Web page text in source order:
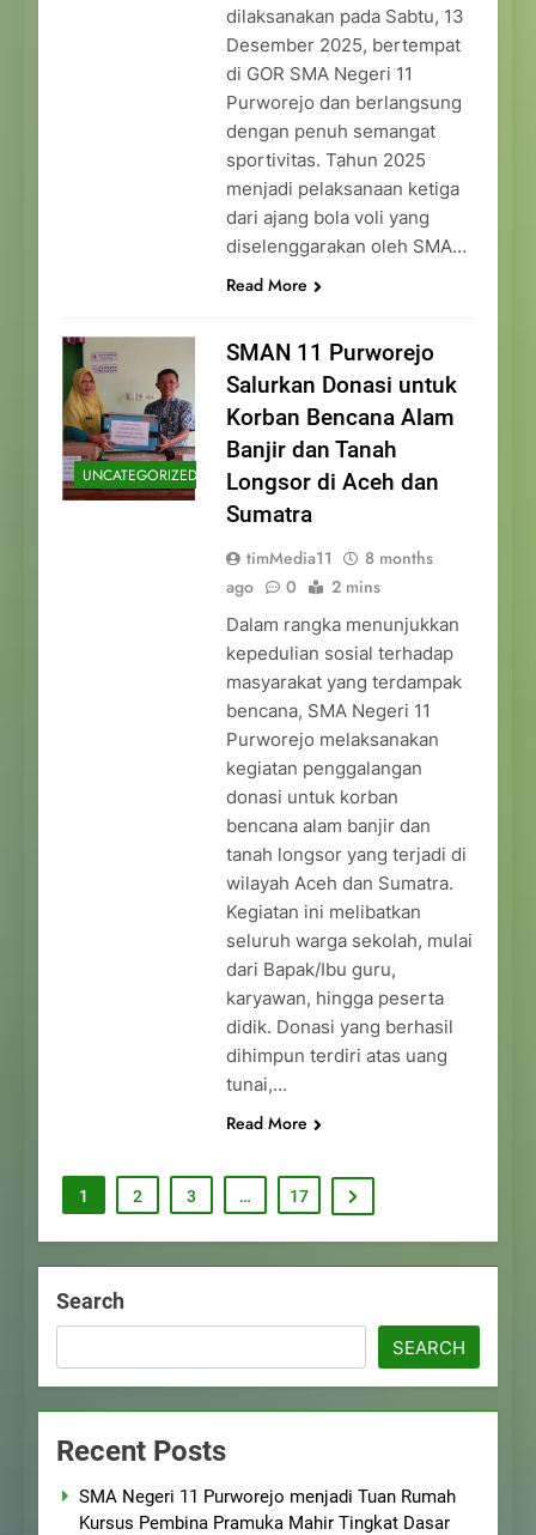
dilaksanakan pada Sabtu, 13
Desember 2025, bertempat
di GOR SMA Negeri 11
Purworejo dan berlangsung
dengan penuh semangat
sportivitas. Tahun 2025
menjadi pelaksanaan ketiga
dari ajang bola voli yang
diselenggarakan oleh SMA…
Read More
UNCATEGORIZED
SMAN 11 Purworejo
Salurkan Donasi untuk
Korban Bencana Alam
Banjir dan Tanah
Longsor di Aceh dan
Sumatra
timMedia11
8 months
ago
0 2 mins
Dalam rangka menunjukkan
kepedulian sosial terhadap
masyarakat yang terdampak
bencana, SMA Negeri 11
Purworejo melaksanakan
kegiatan penggalangan
donasi untuk korban
bencana alam banjir dan
tanah longsor yang terjadi di
wilayah Aceh dan Sumatra.
Kegiatan ini melibatkan
seluruh warga sekolah, mulai
dari Bapak/Ibu guru,
karyawan, hingga peserta
didik. Donasi yang berhasil
dihimpun terdiri atas uang
tunai,…
Read More
1 2 3 … 17
Search
SEARCH
Recent Posts
SMA Negeri 11 Purworejo menjadi Tuan Rumah
Kursus Pembina Pramuka Mahir Tingkat Dasar